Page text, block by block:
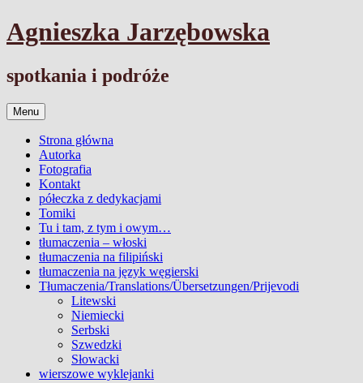
Przejdź
do
Agnieszka Jarzębowska
spotkania i podróże
Menu
Strona główna
Autorka
Fotografia
Kontakt
półeczka z dedykacjami
Tomiki
Tu i tam, z tym i owym…
tłumaczenia – włoski
tłumaczenia na filipiński
tłumaczenia na język węgierski
Tłumaczenia/Translations/Übersetzungen/Prijevodi
Litewski
Niemiecki
Serbski
Szwedzki
Słowacki
wierszowe wyklejanki